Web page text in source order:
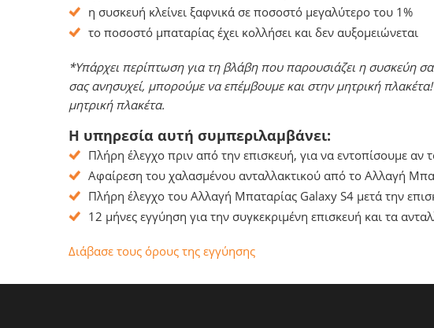
η συσκευή κλείνει ξαφνικά σε ποσοστό μεγαλύτερο του 1%
το ποσοστό μπαταρίας έχει κολλήσει και δεν αυξομειώνεται
*Υπάρχει περίπτωση για τη βλάβη που παρουσιάζει η συσκεύη
σας ανησυχεί, μπορούμε να επέμβουμε και στην μητρική
μητρική πλακέτα.
Η υπηρεσία αυτή συμπεριλαμβάνει:
Πλήρη έλεγχο πριν από την επισκευή, για να εντοπίσουμε
Αφαίρεση του χαλασμένου ανταλλακτικού από το Αλλαγή
Πλήρη έλεγχο του Αλλαγή Μπαταρίας Galaxy S4 μετά την
12 μήνες εγγύηση για την συγκεκριμένη επισκευή και τα
Διάβασε τους όρους της εγγύησης